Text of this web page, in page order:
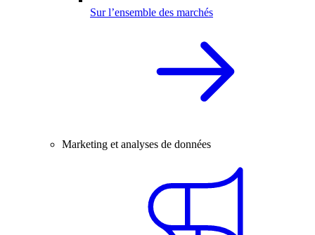
Sur l’ensemble des marchés
Marketing et analyses de données